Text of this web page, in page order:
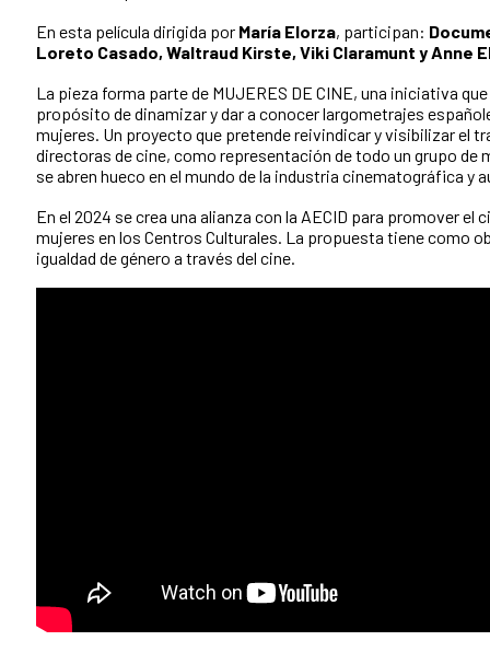
En esta película dirigida por María Elorza, participan:
Loreto Casado, Waltraud Kirste, Viki Claramunt y Anne
La pieza forma parte de MUJERES DE CINE, una iniciativa
propósito de dinamizar y dar a conocer largometrajes
mujeres. Un proyecto que pretende reivindicar y visibilizar el
directoras de cine, como representación de todo un grupo de
se abren hueco en el mundo de la industria cinematográfica y
En el 2024 se crea una alianza con la AECID para promover el
mujeres en los Centros Culturales. La propuesta tiene como
igualdad de género a través del cine.